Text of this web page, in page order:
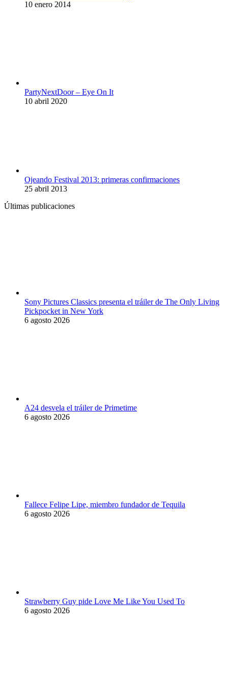
10 enero 2014
PartyNextDoor – Eye On It
10 abril 2020
Ojeando Festival 2013: primeras confirmaciones
25 abril 2013
Últimas publicaciones
Sony Pictures Classics presenta el tráiler de The Only Living
Pickpocket in New York
6 agosto 2026
A24 desvela el tráiler de Primetime
6 agosto 2026
Fallece Felipe Lipe, miembro fundador de Tequila
6 agosto 2026
Strawberry Guy pide Love Me Like You Used To
6 agosto 2026